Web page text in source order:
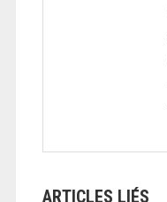
ARTICLES LIÉS